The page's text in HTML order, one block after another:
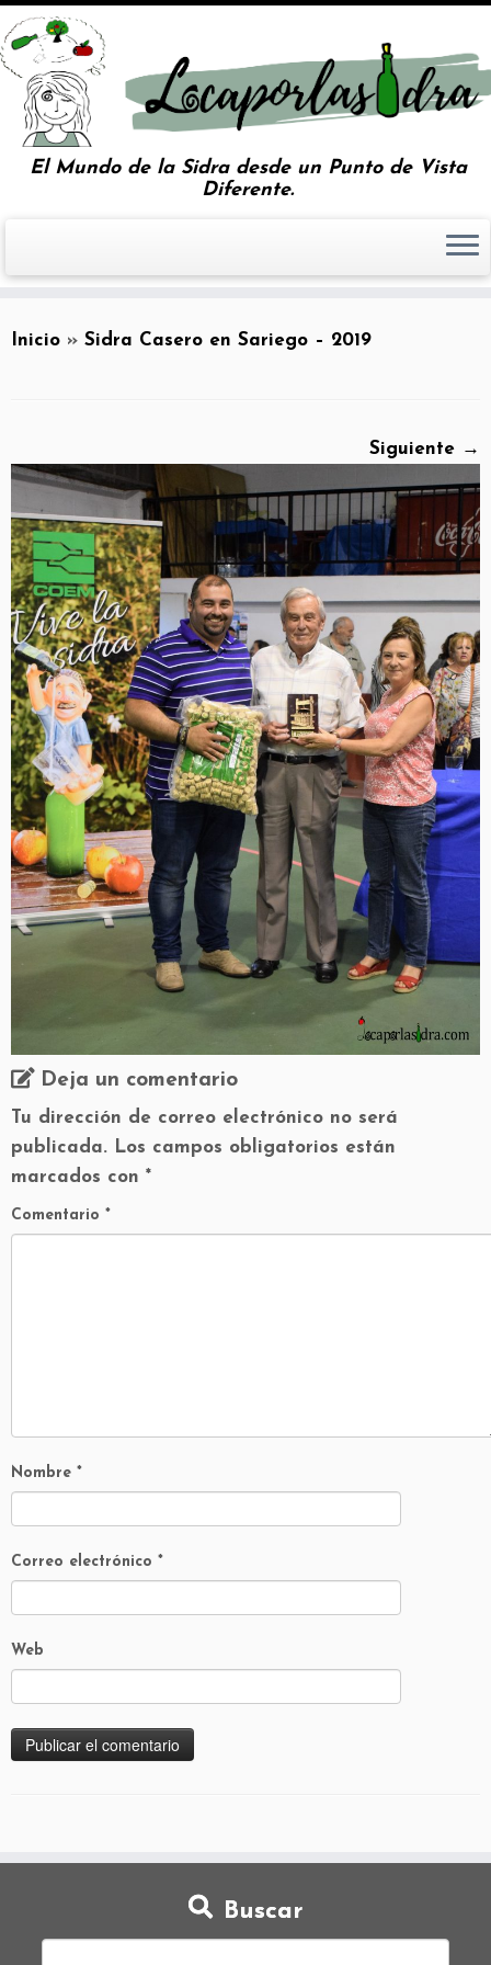
El Mundo de la Sidra desde un Punto de Vista
Diferente.
Inicio » Sidra Casero en Sariego – 2019
Siguiente →
Deja un comentario
Tu dirección de correo electrónico no será
publicada. Los campos obligatorios están
marcados con *
Comentario *
Nombre *
Correo electrónico *
Web
Buscar